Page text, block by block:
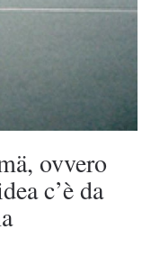
ovvero
c’è da